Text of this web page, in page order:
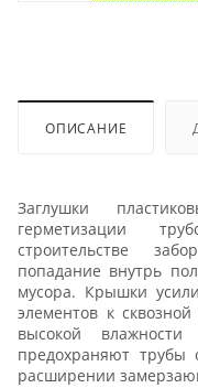
ОПИСАНИЕ
Заглушки
герметизации
строительстве
попадание внутрь
мусора. Крышки
элементов к
высокой влажности
предохраняют
расширении